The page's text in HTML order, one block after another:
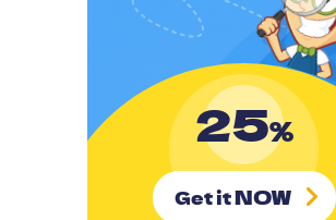
25%
Get itNOW